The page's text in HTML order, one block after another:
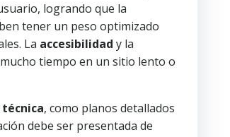
logrando que la
tener un peso optimizado
La accesibilidad y la
tiempo en un sitio lento o
, como planos detallados
debe ser presentada de